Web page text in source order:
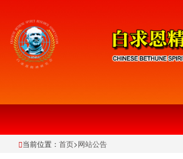
当前位置： 首页>网站公告